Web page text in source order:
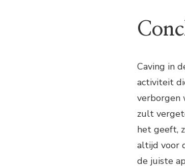
Caving in
activiteit
verborgen
zult
het geeft,
altijd voor
de juiste